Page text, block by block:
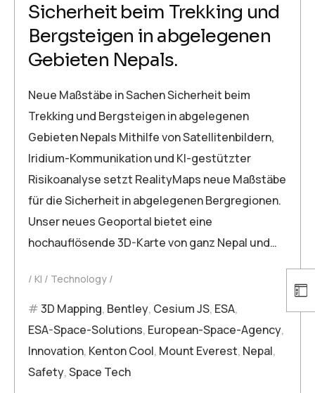
Sicherheit beim Trekking und
Bergsteigen in abgelegenen
Gebieten Nepals.
Neue Maßstäbe in Sachen Sicherheit beim
Trekking und Bergsteigen in abgelegenen
Gebieten Nepals Mithilfe von Satellitenbildern,
Iridium-Kommunikation und KI-gestützter
Risikoanalyse setzt RealityMaps neue Maßstäbe
für die Sicherheit in abgelegenen Bergregionen.
Unser neues Geoportal bietet eine
hochauflösende 3D-Karte von ganz Nepal und…
KI Technology
3D Mapping, Bentley, Cesium JS, ESA,
ESA-Space-Solutions, European-Space-Agency,
Innovation, Kenton Cool, Mount Everest, Nepal,
Safety,Space Tech